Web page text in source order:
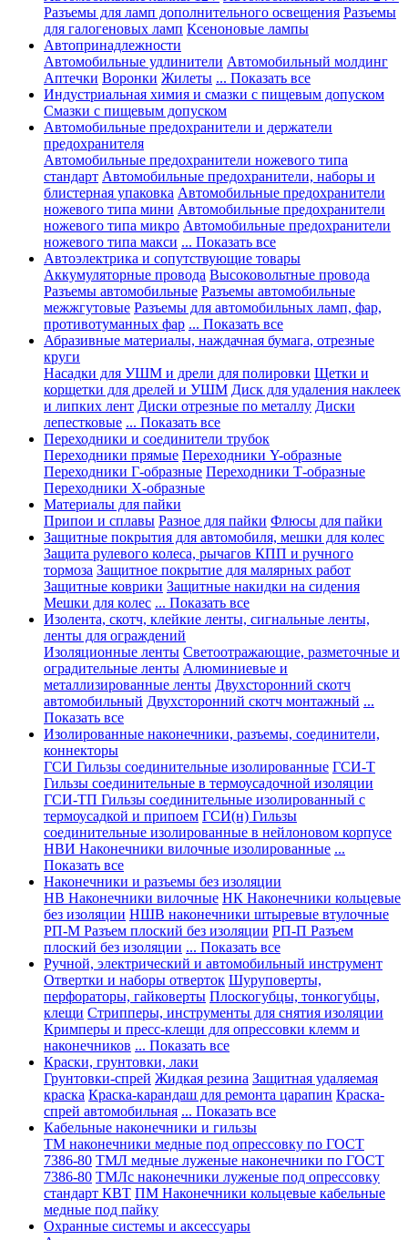
Разъемы для ламп дополнительного освещения Разъемы
для галогеновых ламп Ксеноновые лампы
Автопринадлежности
Автомобильные удлинители Автомобильный молдинг
Аптечки Воронки Жилеты ... Показать все
Индустриальная химия и смазки с пищевым допуском
Смазки с пищевым допуском
Автомобильные предохранители и держатели
предохранителя
Автомобильные предохранители ножевого типа
стандарт Автомобильные предохранители, наборы и
блистерная упаковка Автомобильные предохранители
ножевого типа мини Автомобильные предохранители
ножевого типа микро Автомобильные предохранители
ножевого типа макси ... Показать все
Автоэлектрика и сопутствующие товары
Аккумуляторные провода Высоковольтные провода
Разъемы автомобильные Разъемы автомобильные
межжгутовые Разъемы для автомобильных ламп, фар,
противотуманных фар ... Показать все
Абразивные материалы, наждачная бумага, отрезные
круги
Насадки для УШМ и дрели для полировки Щетки и
корщетки для дрелей и УШМ Диск для удаления наклеек
и липких лент Диски отрезные по металлу Диски
лепестковые ... Показать все
Переходники и соединители трубок
Переходники прямые Переходники Y-образные
Переходники Г-образные Переходники Т-образные
Переходники Х-образные
Материалы для пайки
Припои и сплавы Разное для пайки Флюсы для пайки
Защитные покрытия для автомобиля, мешки для колес
Защита рулевого колеса, рычагов КПП и ручного
тормоза Защитное покрытие для малярных работ
Защитные коврики Защитные накидки на сидения
Мешки для колес ... Показать все
Изолента, скотч, клейкие ленты, сигнальные ленты,
ленты для ограждений
Изоляционные ленты Светоотражающие, разметочные и
оградительные ленты Алюминиевые и
металлизированные ленты Двухсторонний скотч
автомобильный Двухсторонний скотч монтажный ...
Показать все
Изолированные наконечники, разъемы, соединители,
коннекторы
ГСИ Гильзы соединительные изолированные ГСИ-Т
Гильзы соединительные в термоусадочной изоляции
ГСИ-ТП Гильзы соединительные изолированный с
термоусадкой и припоем ГСИ(н) Гильзы
соединительные изолированные в нейлоновом корпусе
НВИ Наконечники вилочные изолированные ...
Показать все
Наконечники и разъемы без изоляции
НВ Наконечники вилочные НК Наконечники кольцевые
без изоляции НШВ наконечники штыревые втулочные
РП-М Разъем плоский без изоляции РП-П Разъем
плоский без изоляции ... Показать все
Ручной, электрический и автомобильный инструмент
Отвертки и наборы отверток Шуруповерты,
перфораторы, гайковерты Плоскогубцы, тонкогубцы,
клещи Стрипперы, инструменты для снятия изоляции
Кримперы и пресс-клещи для опрессовки клемм и
наконечников ... Показать все
Краски, грунтовки, лаки
Грунтовки-спрей Жидкая резина Защитная удаляемая
краска Краска-карандаш для ремонта царапин Краска-
спрей автомобильная ... Показать все
Кабельные наконечники и гильзы
ТМ наконечники медные под опрессовку по ГОСТ
7386-80 ТМЛ медные луженые наконечники по ГОСТ
7386-80 ТМЛс наконечники луженые под опрессовку
стандарт КВТ ПМ Наконечники кольцевые кабельные
медные под пайку
Охранные системы и аксессуары